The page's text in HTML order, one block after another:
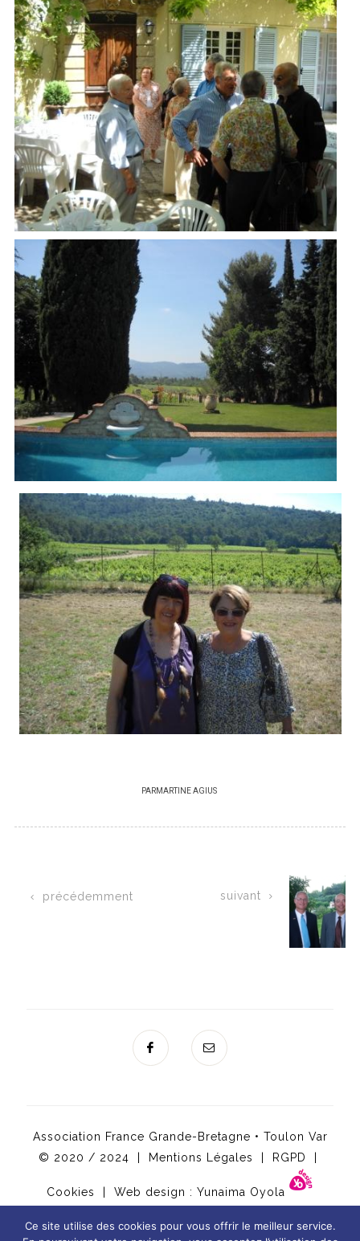
PARMARTINE AGIUS
précédemment suivant
Association France Grande-Bretagne • Toulon Var
© 2020 / 2024 |
Mentions Légales RGPD
Cookies | Web design : Yunaima Oyola
Ce site utilise des cookies pour vous offrir le meilleur service.